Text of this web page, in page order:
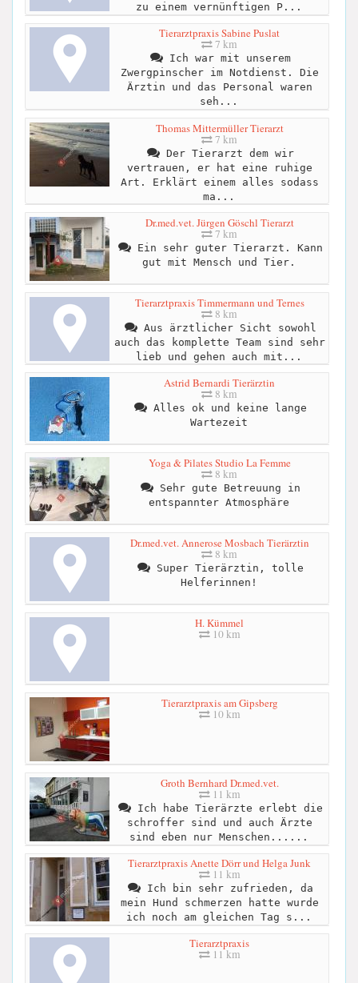
zu einem vernünftigen P...
Tierarztpraxis Sabine Puslat
7 km
Ich war mit unserem
Zwergpinscher im Notdienst. Die
Ärztin und das Personal waren
seh...
Thomas Mittermüller Tierarzt
7 km
Der Tierarzt dem wir
vertrauen, er hat eine ruhige
Art. Erklärt einem alles sodass
ma...
Dr.med.vet. Jürgen Göschl Tierarzt
7 km
Ein sehr guter Tierarzt. Kann
gut mit Mensch und Tier.
Tierarztpraxis Timmermann und Ternes
8 km
Aus ärztlicher Sicht sowohl
auch das komplette Team sind sehr
lieb und gehen auch mit...
Astrid Bernardi Tierärztin
8 km
Alles ok und keine lange
Wartezeit
Yoga & Pilates Studio La Femme
8 km
Sehr gute Betreuung in
entspannter Atmosphäre
Dr.med.vet. Annerose Mosbach Tierärztin
8 km
Super Tierärztin, tolle
Helferinnen!
H. Kümmel
10 km
Tierarztpraxis am Gipsberg
10 km
Groth Bernhard Dr.med.vet.
11 km
Ich habe Tierärzte erlebt die
schroffer sind und auch Ärzte
sind eben nur Menschen......
Tierarztpraxis Anette Dörr und Helga Junk
11 km
Ich bin sehr zufrieden, da
mein Hund schmerzen hatte wurde
ich noch am gleichen Tag s...
Tierarztpraxis
11 km